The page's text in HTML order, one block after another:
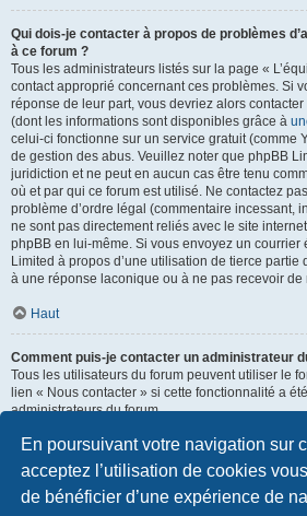
En poursuivant votre navigation sur
acceptez l’utilisation de cookies
de bénéficier d’une expérience de
Qui dois-je contacter à propos de problèmes
à ce forum ?
Tous les administrateurs listés sur la page «
contact approprié concernant ces problèmes. Si
réponse de leur part, vous devriez alors
(dont les informations sont disponibles grâce à
celui-ci fonctionne sur un service gratuit (comme
de gestion des abus. Veuillez noter que phpBB
juridiction et ne peut en aucun cas être tenu
où et par qui ce forum est utilisé. Ne contactez
problème d’ordre légal (commentaire incessant,
ne sont pas directement reliés avec le site
phpBB en lui-même. Si vous envoyez un courrier
Limited à propos d’une utilisation de tierce
à une réponse laconique ou à ne pas recevoir de
Haut
Comment puis-je contacter un administrateur
Tous les utilisateurs du forum peuvent utiliser le
lien « Nous contacter » si cette fonctionnalité a
administrateurs du forum.
Les membres du forum peuvent également